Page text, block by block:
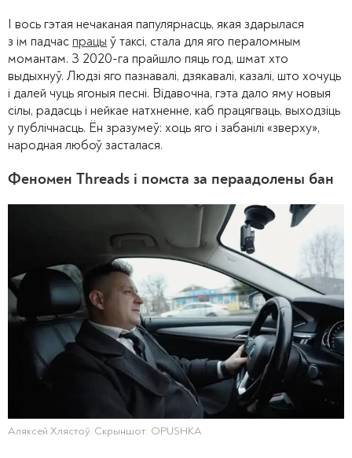
І вось гэтая нечаканая папулярнасць, якая здарылася
з ім падчас працы ў таксі, стала для яго пераломным
момантам. З 2020-га прайшло пяць год, шмат хто
выдыхнуў. Людзі яго пазнавалі, дзякавалі, казалі, што хочуць
і далей чуць ягоныя песні. Відавочна, гэта дало яму новыя
сілы, радасць і нейкае натхненне, каб працягваць, выходзіць
у публічнасць. Ён зразумеў: хоць яго і забанілі «зверху»,
народная любоў засталася.
Феномен Threads і помста за пераадолены бан
Аляксей Хлястоў. Скрыншот: OPUSHKA